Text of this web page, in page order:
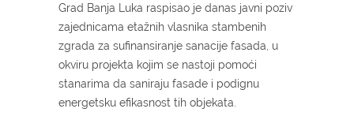
Grad Banja Luka raspisao je danas javni poziv
zajednicama etažnih vlasnika stambenih
zgrada za sufinansiranje sanacije fasada, u
okviru projekta kojim se nastoji pomoći
stanarima da saniraju fasade i podignu
energetsku efikasnost tih objekata.